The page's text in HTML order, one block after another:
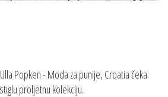
Popken - Moda za punije, Croatia čeka
proljetnu kolekciju.